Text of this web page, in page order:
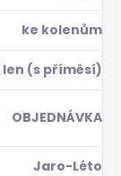
ke kolenům
len (s příměsí)
OBJEDNÁVKA
Jaro-Léto